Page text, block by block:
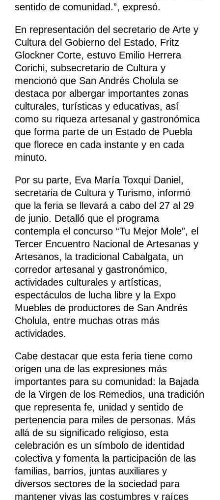
sentido de comunidad.”, expresó.
En representación del secretario de Arte y
Cultura del Gobierno del Estado, Fritz
Glockner Corte, estuvo Emilio Herrera
Corichi, subsecretario de Cultura y
mencionó que San Andrés Cholula se
destaca por albergar importantes zonas
culturales, turísticas y educativas, así
como su riqueza artesanal y gastronómica
que forma parte de un Estado de Puebla
que florece en cada instante y en cada
minuto.
Por su parte, Eva María Toxqui Daniel,
secretaria de Cultura y Turismo, informó
que la feria se llevará a cabo del 27 al 29
de junio. Detalló que el programa
contempla el concurso “Tu Mejor Mole”, el
Tercer Encuentro Nacional de Artesanas y
Artesanos, la tradicional Cabalgata, un
corredor artesanal y gastronómico,
actividades culturales y artísticas,
espectáculos de lucha libre y la Expo
Muebles de productores de San Andrés
Cholula, entre muchas otras más
actividades.
Cabe destacar que esta feria tiene como
origen una de las expresiones más
importantes para su comunidad: la Bajada
de la Virgen de los Remedios, una tradición
que representa fe, unidad y sentido de
pertenencia para miles de personas. Más
allá de su significado religioso, esta
celebración es un símbolo de identidad
colectiva y fomenta la participación de las
familias, barrios, juntas auxiliares y
diversos sectores de la sociedad para
mantener vivas las costumbres y raíces